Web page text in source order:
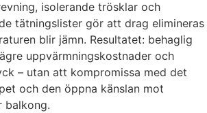
isolerande trösklar och
tätningslister gör att drag elimineras
blir jämn. Resultatet: behaglig
uppvärmningskostnader och
– utan att kompromissa med det
och den öppna känslan mot
balkong.